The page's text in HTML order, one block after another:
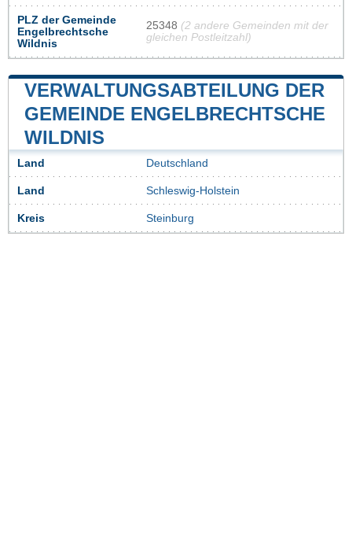
PLZ der Gemeinde
Engelbrechtsche
Wildnis
25348 (2 andere Gemeinden mit der
gleichen Postleitzahl)
VERWALTUNGSABTEILUNG DER
GEMEINDE ENGELBRECHTSCHE
WILDNIS
Land Deutschland
Land Schleswig-Holstein
Kreis Steinburg